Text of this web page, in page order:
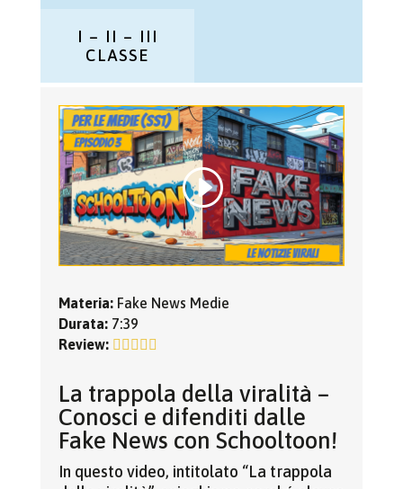
I – II – III
CLASSE
Materia:Fake News Medie
Durata:7:39
Review:
La trappola della viralità –
Conosci e difenditi dalle
Fake News con Schooltoon!
In questo video, intitolato “La trappola